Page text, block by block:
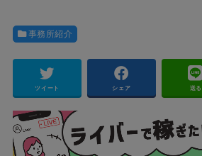
事務所紹介
ツイート シェア 送る